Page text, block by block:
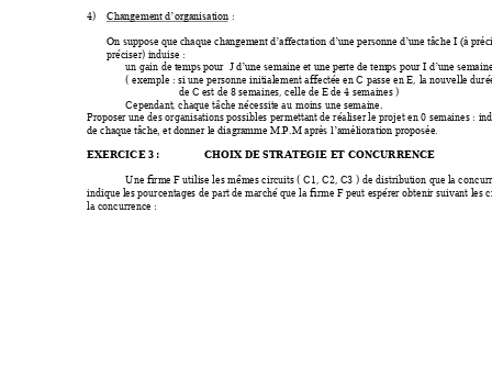
4)
Changement d’organisation :
On suppose que chaque changement d’affectation d’une personne d’une tâche I (à
préciser) induise :
un gain de temps pour  J d’une semaine et une perte de temps pour I d’une semaine
( exemple : si une personne initialement affectée en C passe en E, la nouvelle
de C est de 8 semaines, celle de E de 4 semaines )
Cependant, chaque tâche nécessite au moins une semaine.
Proposer une des organisations possibles permettant de réaliser le projet en 0 semaines :
de chaque tâche, et donner le diagramme M.P.M après l’amélioration proposée.
EXERCICE 3 : CHOIX DE STRATEGIE ET CONCURRENCE
Une firme F utilise les mêmes circuits ( C1, C2, C3 ) de distribution que la conc
indique les pourcentages de part de marché que la firme F peut espérer obtenir suivant les c
la concurrence :